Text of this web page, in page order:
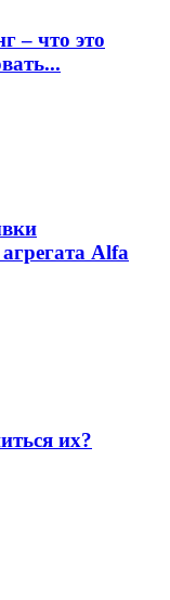
– что это
Alfa
их?